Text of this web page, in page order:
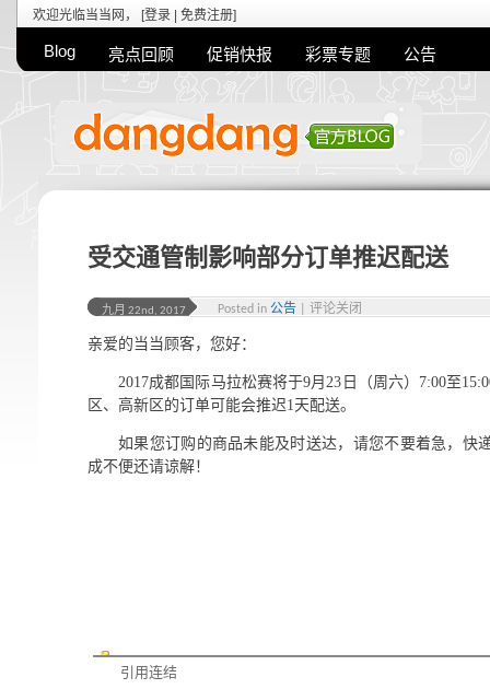
欢迎光临当当网， [登录 免费注册]
Blog 亮点回顾 促销快报 彩票专题 公告
受交通管制影响部分订单推迟配送
九月 22nd, 2017 Posted in 公告 评论关闭
亲爱的当当顾客，您好：
2017成都国际马拉松赛将于9月23日（周六）7:00至
区、高新区的订单可能会推迟1天配送。
如果您订购的商品未能及时送达，请您不要着急，快
成不便还请谅解！
引用连结